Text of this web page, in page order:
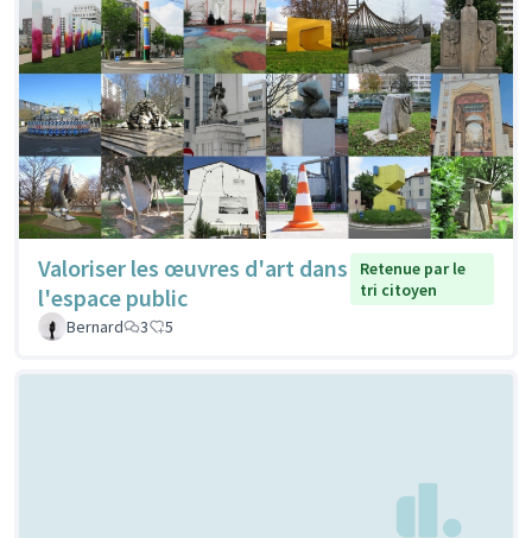
Valoriser les œuvres d'art dans
l'espace public
Retenue par le
tri citoyen
Bernard
3 5